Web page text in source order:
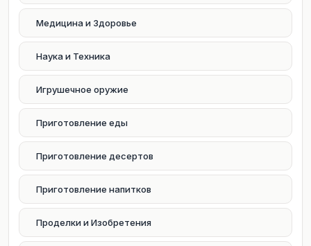
Медицина и Здоровье
Наука и Техника
Игрушечное оружие
Приготовление еды
Приготовление десертов
Приготовление напитков
Проделки и Изобретения